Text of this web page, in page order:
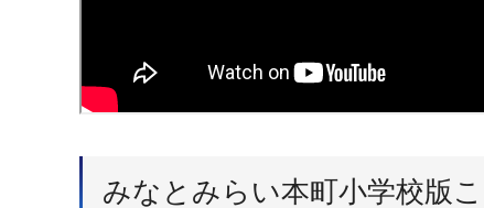
みなとみらい本町小学校版